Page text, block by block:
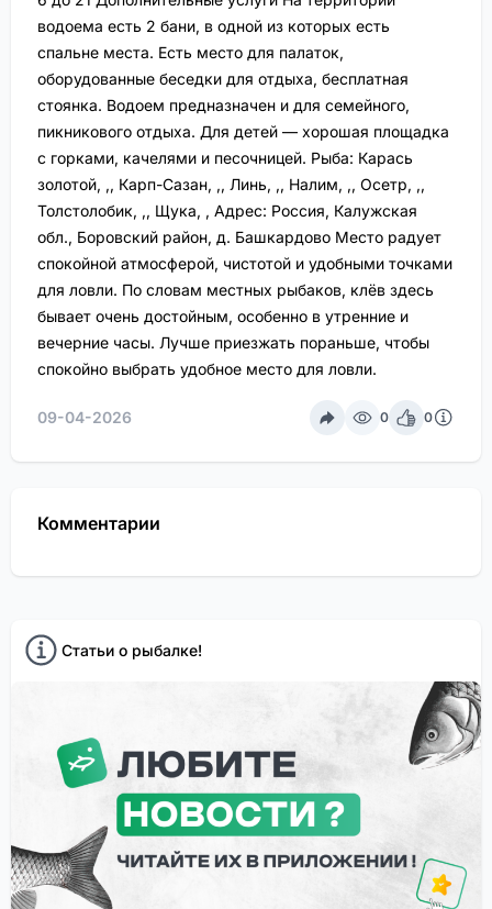
водоема есть 2 бани, в одной из которых есть
спальне места. Есть место для палаток,
оборудованные беседки для отдыха, бесплатная
стоянка. Водоем предназначен и для семейного,
пикникового отдыха. Для детей — хорошая площадка
с горками, качелями и песочницей. Рыба: Карась
золотой, ,, Карп-Сазан, ,, Линь, ,, Налим, ,, Осетр, ,,
Толстолобик, ,, Щука, , Адрес: Россия, Калужская
обл., Боровский район, д. Башкардово Место радует
спокойной атмосферой, чистотой и удобными точками
для ловли. По словам местных рыбаков, клёв здесь
бывает очень достойным, особенно в утренние и
вечерние часы. Лучше приезжать пораньше, чтобы
спокойно выбрать удобное место для ловли.
09-04-2026 0 0
Комментарии
Статьи о рыбалке!